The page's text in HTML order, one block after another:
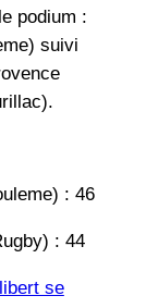
podium :
suivi
: 46
: 44
se